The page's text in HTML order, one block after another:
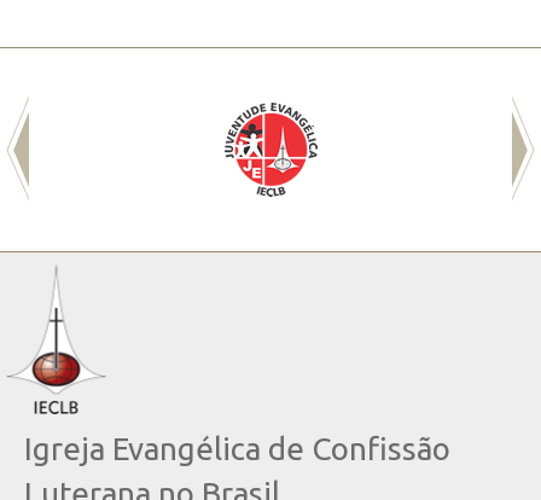
Igreja Evangélica de Confissão